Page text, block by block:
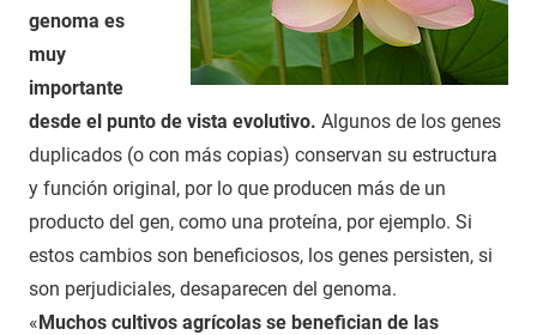
genoma es
muy
importante
desde el punto de vista evolutivo. Algunos de los genes
duplicados (o con más copias) conservan su estructura
y función original, por lo que producen más de un
producto del gen, como una proteína, por ejemplo. Si
estos cambios son beneficiosos, los genes persisten, si
son perjudiciales, desaparecen del genoma.
«Muchos cultivos agrícolas se benefician de las